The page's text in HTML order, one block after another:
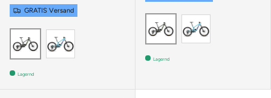
GRATIS Versand
MATTE METALLIC EARTH
GLOSS AQUA MAGENTA
Lagernd
MATTE METALLIC
Lagernd